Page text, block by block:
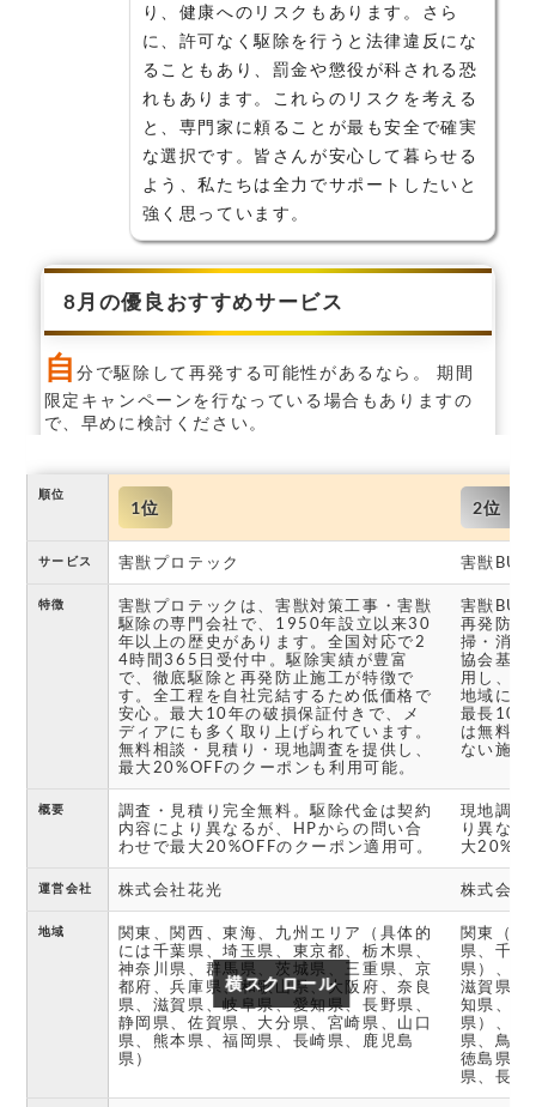
り、健康へのリスクもあります。さら
に、許可なく駆除を行うと法律違反にな
ることもあり、罰金や懲役が科される恐
れもあります。これらのリスクを考える
と、専門家に頼ることが最も安全で確実
な選択です。皆さんが安心して暮らせる
よう、私たちは全力でサポートしたいと
強く思っています。
8月の優良おすすめサービス
自分で駆除して再発する可能性があるなら。 期間
限定キャンペーンを行なっている場合もありますの
で、早めに検討ください。
順位
1位 2位
サービス 害獣プロテック 害獣
特徴
害獣プロテックは、害獣対策工事・害獣
駆除の専門会社で、1950年設立以来30
年以上の歴史があります。全国対応で2
4時間365日受付中。駆除実績が豊富
で、徹底駆除と再発防止施工が特徴で
す。全工程を自社完結するため低価格で
安心。最大10年の破損保証付きで、メ
ディアにも多く取り上げられています。
無料相談・見積り・現地調査を提供し、
最大20%OFFのクーポンも利用可能。
害獣
再発防止
掃・消毒
協会基準
用し、関
地域に対
最長10
は無料で
ない施工
概要
調査・見積り完全無料。駆除代金は契約
内容により異なるが、HPからの問い合
わせで最大20%OFFのクーポン適用可。
現地調査
り異な
大
運営会社 株式会社花光 株式会社
地域
関東、関西、東海、九州エリア（具体的
には千葉県、埼玉県、東京都、栃木県、
神奈川県、群馬県、茨城県、三重県、京
都府、兵庫県、和歌山県、大阪府、奈良
県、滋賀県、岐阜県、愛知県、長野県、
静岡県、佐賀県、大分県、宮崎県、山口
県、熊本県、福岡県、長崎県、鹿児島
県）
関東（東
県、千葉
県）、関
滋賀県、
知県、岐
県）、中
県、鳥取
徳島県、
県、長崎
横スクロール
横スクロール